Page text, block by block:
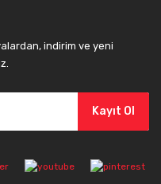
indirim ve yeni
Kayıt Ol